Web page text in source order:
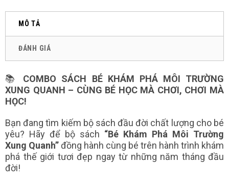
MÔ TẢ
ĐÁNH GIÁ
📚 COMBO SÁCH BÉ KHÁM PHÁ MÔI TRƯỜNG
XUNG QUANH – CÙNG BÉ HỌC MÀ CHƠI, CHƠI MÀ
HỌC!
Bạn đang tìm kiếm bộ sách đầu đời chất lượng cho bé
yêu? Hãy để bộ sách “Bé Khám Phá Môi Trường
Xung Quanh”đồng hành cùng bé trên hành trình khám
phá thế giới tươi đẹp ngay từ những năm tháng đầu
đời!